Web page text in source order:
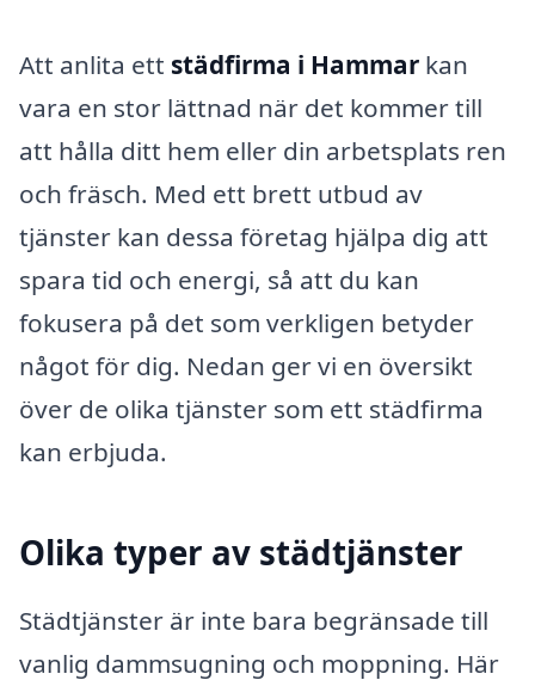
Att anlita ett städfirma i Hammar kan
vara en stor lättnad när det kommer till
att hålla ditt hem eller din arbetsplats ren
och fräsch. Med ett brett utbud av
tjänster kan dessa företag hjälpa dig att
spara tid och energi, så att du kan
fokusera på det som verkligen betyder
något för dig. Nedan ger vi en översikt
över de olika tjänster som ett städfirma
kan erbjuda.
Olika typer av städtjänster
Städtjänster är inte bara begränsade till
vanlig dammsugning och moppning. Här